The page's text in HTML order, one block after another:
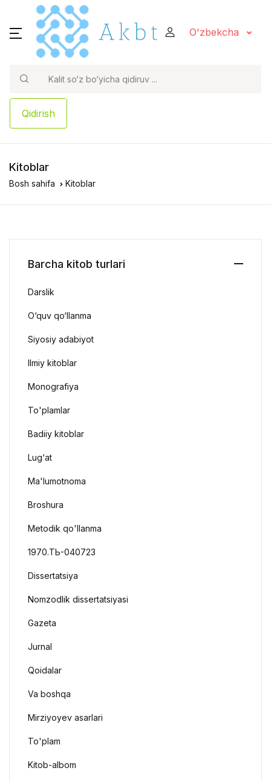
O'zbekcha
Qidirish
Kitoblar
Bosh sahifa Kitoblar
Barcha kitob turlari
Darslik
O‘quv qo‘llanma
Siyosiy adabiyot
Ilmiy kitoblar
Monografiya
To'plamlar
Badiiy kitoblar
Lug‘at
Ma'lumotnoma
Broshura
Metodik qo'llanma
1970.ТЬ-040723
Dissertatsiya
Nomzodlik dissertatsiyasi
Gazeta
Jurnal
Qoidalar
Va boshqa
Mirziyoyev asarlari
To'plam
Kitob-albom